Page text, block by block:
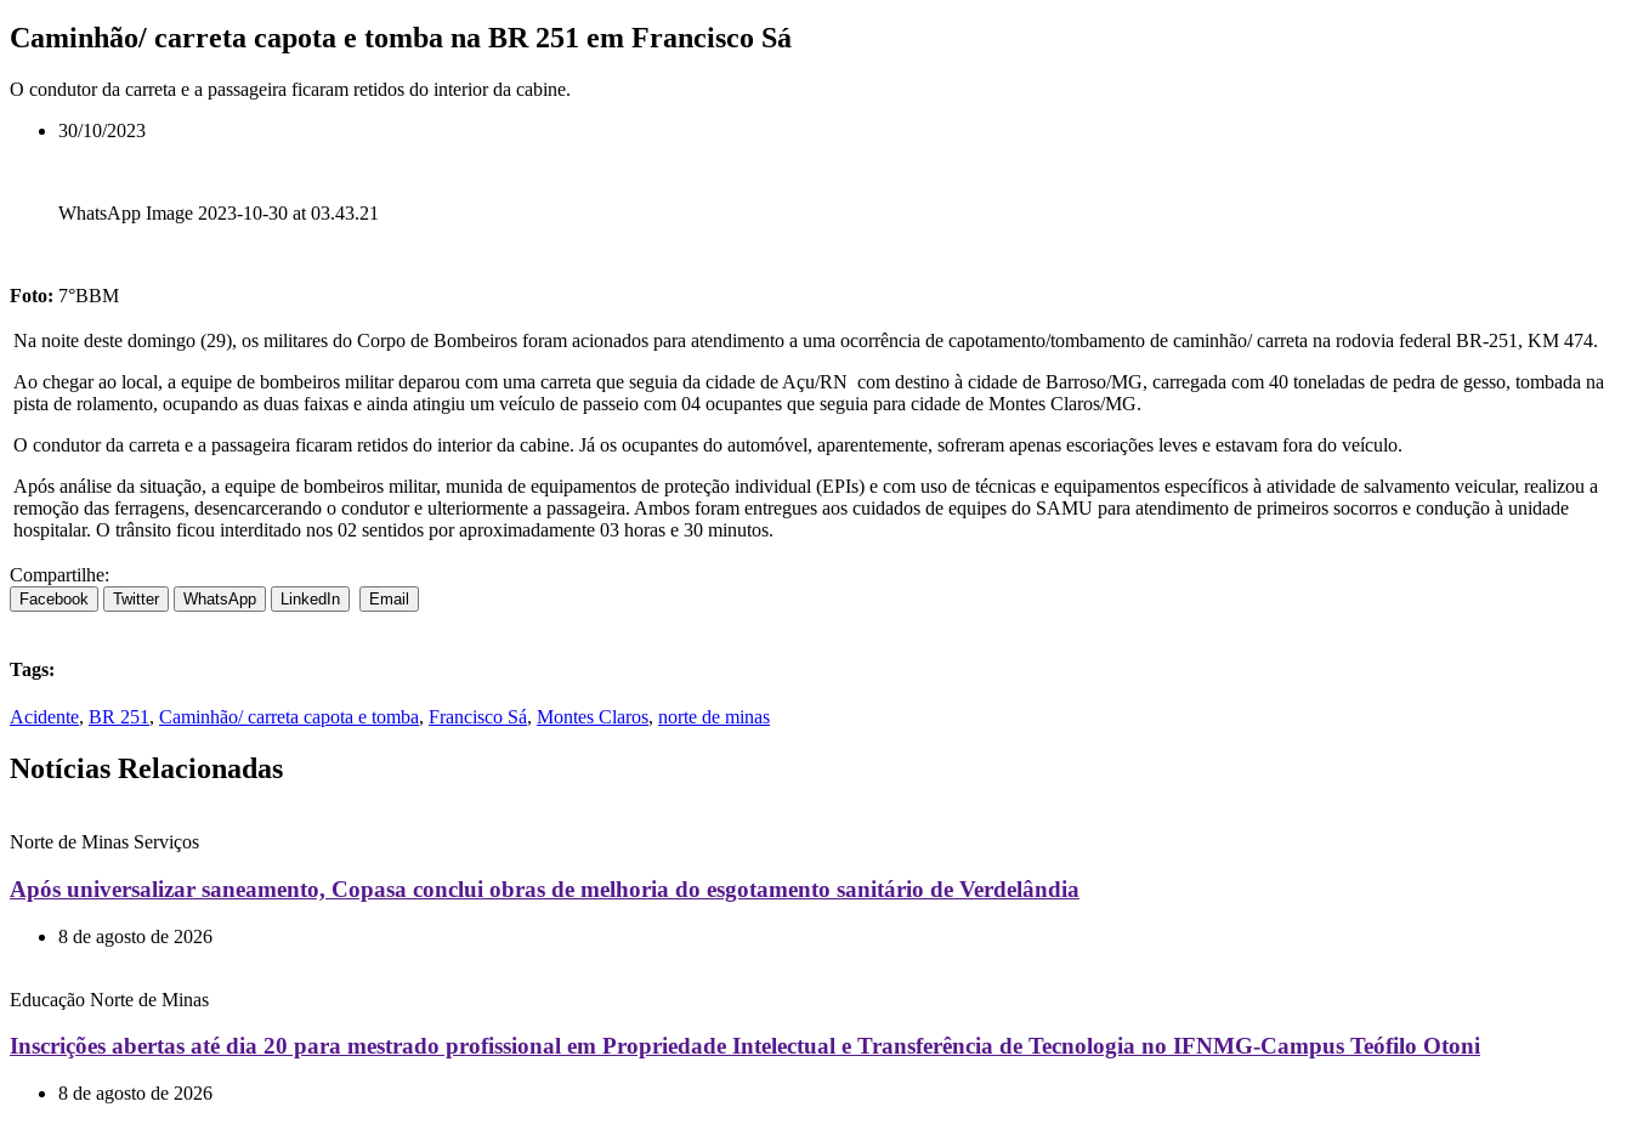
Caminhão/ carreta capota e tomba na BR 251 em Francisco Sá
O condutor da carreta e a passageira ficaram retidos do interior da cabine.
30/10/2023
WhatsApp Image 2023-10-30 at 03.43.21
Foto: 7°BBM
Na noite deste domingo (29), os militares do Corpo de Bombeiros foram acionados para atendimento a uma ocorrência de capotamento/tombamento de caminhão/ carreta na rodovia federal BR-251, KM 474.
Ao chegar ao local, a equipe de bombeiros militar deparou com uma carreta que seguia da cidade de Açu/RN com destino à cidade de Barroso/MG, carregada com 40 toneladas de pedra de gesso, tombada na
pista de rolamento, ocupando as duas faixas e ainda atingiu um veículo de passeio com 04 ocupantes que seguia para cidade de Montes Claros/MG.
O condutor da carreta e a passageira ficaram retidos do interior da cabine. Já os ocupantes do automóvel, aparentemente, sofreram apenas escoriações leves e estavam fora do veículo.
Após análise da situação, a equipe de bombeiros militar, munida de equipamentos de proteção individual (EPIs) e com uso de técnicas e equipamentos específicos à atividade de salvamento veicular, realizou a
remoção das ferragens, desencarcerando o condutor e ulteriormente a passageira. Ambos foram entregues aos cuidados de equipes do SAMU para atendimento de primeiros socorros e condução à unidade
hospitalar. O trânsito ficou interditado nos 02 sentidos por aproximadamente 03 horas e 30 minutos.
Compartilhe:
Facebook Twitter WhatsApp LinkedIn Email
Tags:
Acidente, BR 251 , Caminhão/ carreta capota e tomba, Francisco Sá, Montes Claros, norte de minas
Notícias Relacionadas
Norte de Minas Serviços
Após universalizar saneamento, Copasa conclui obras de melhoria do esgotamento sanitário de Verdelândia
8 de agosto de 2026
Educação Norte de Minas
Inscrições abertas até dia 20 para mestrado profissional em Propriedade Intelectual e Transferência de Tecnologia no IFNMG-Campus Teófilo Otoni
8 de agosto de 2026